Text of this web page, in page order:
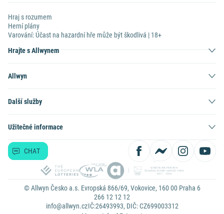
Hraj s rozumem
Herní plány
Varování: Účast na hazardní hře může být škodlivá | 18+
Hrajte s Allwynem
Allwyn
Další služby
Užitečné informace
CHAT
© Allwyn Česko a.s. Evropská 866/69, Vokovice, 160 00 Praha 6
266 12 12 12
info@allwyn.czIČ:26493993, DIČ: CZ699003312